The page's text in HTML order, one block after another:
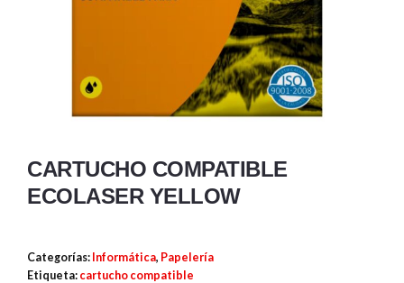
CARTUCHO COMPATIBLE
ECOLASER YELLOW
Categorías: Informática, Papelería
Etiqueta: cartucho compatible